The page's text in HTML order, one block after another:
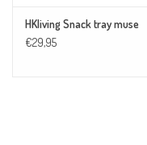
HKliving Snack tray muse
€29,95